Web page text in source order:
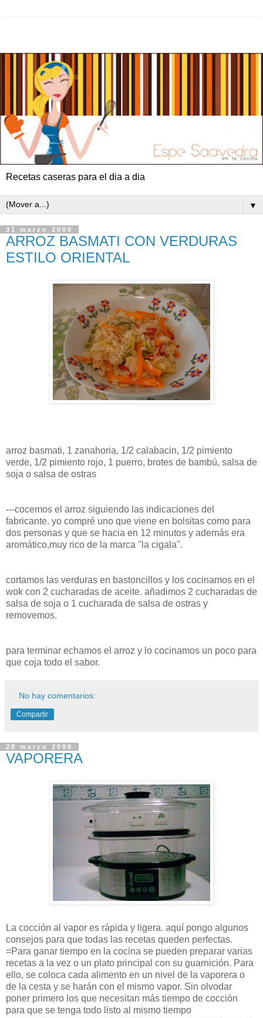
Recetas caseras para el dia a dia
▼
31 marzo 2009
ARROZ BASMATI CON VERDURAS
ESTILO ORIENTAL
arroz basmati, 1 zanahoria, 1/2 calabacin, 1/2 pimiento
verde, 1/2 pimiento rojo, 1 puerro, brotes de bambú, salsa de
soja o salsa de ostras
---cocemos el arroz siguiendo las indicaciones del
fabricante. yo compré uno que viene en bolsitas como para
dos personas y que se hacia en 12 minutos y además era
aromático,muy rico de la marca "la cigala".
cortamos las verduras en bastoncillos y los cocinamos en el
wok con 2 cucharadas de aceite. añadimos 2 cucharadas de
salsa de soja o 1 cucharada de salsa de ostras y
removemos.
para terminar echamos el arroz y lo cocinamos un poco para
que coja todo el sabor.
No hay comentarios:
Compartir
28 marzo 2009
VAPORERA
La cocción al vapor es rápida y ligera. aquí pongo algunos
consejos para que todas las recetas queden perfectas.
=Para ganar tiempo en la cocina se pueden preparar varias
recetas a la vez o un plato principal con su guarnición. Para
ello, se coloca cada alimento en un nivel de la vaporera o
de la cesta y se harán con el mismo vapor. Sin olvodar
poner primero los que necesitan más tiempo de cocción
para que se tenga todo listo al mismo tiempo